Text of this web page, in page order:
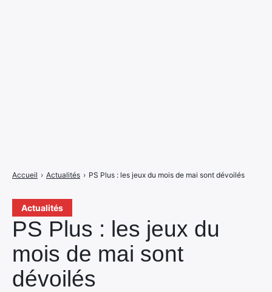
Actualités
PS Plus : les jeux du
mois de mai sont
dévoilés
Accueil › Actualités › PS Plus : les jeux du mois de mai sont dévoilés